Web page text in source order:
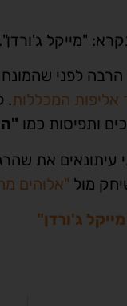
"מייקל ג'ורדן".
הרבה לפני
ותפיסות כמו
עיתונאים את
מול "אלוהים
ג'ורדן"